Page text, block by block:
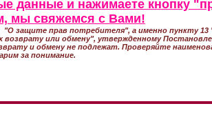
данные и нажимаете кнопку
мы свяжемся с Вами!
защите прав потребителя", а именно пункту 13
или обмену", утвержденному
и обмену не подлежат. Проверяйте
за понимание.